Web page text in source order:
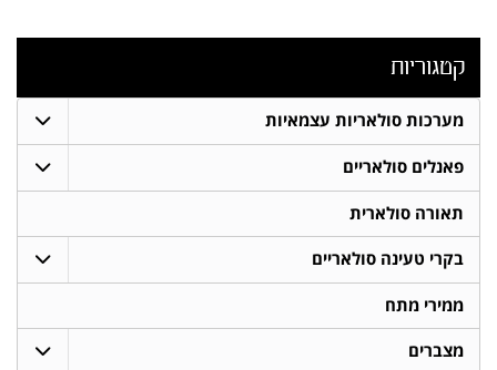
קטגוריות
מערכות סולאריות עצמאיות
פאנלים סולאריים
תאורה סולארית
בקרי טעינה סולאריים
ממירי מתח
מצברים